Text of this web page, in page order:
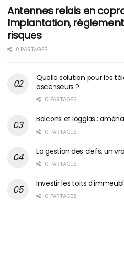
Antennes relais en
Implantation,
risques
0 PARTAGES
Quelle solution pour les
ascenseurs ?
0 PARTAGES
Balcons et loggias :
0 PARTAGES
La gestion des clefs, un
0 PARTAGES
Investir les toits
0 PARTAGES